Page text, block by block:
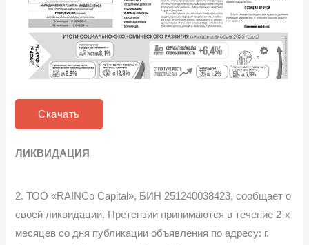
Скачать
ЛИКВИДАЦИЯ
2. ТОО «RAINCo Capital», БИН 251240038423, сообщает о
своей ликвидации. Претензии принимаются в течение 2-х
месяцев со дня публикации объявления по адресу: г.